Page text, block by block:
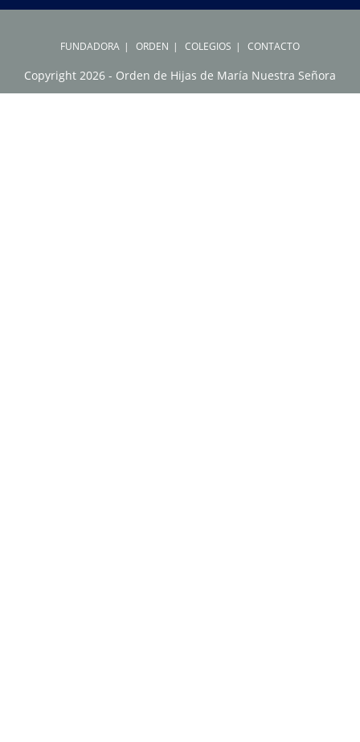
FUNDADORA ORDEN COLEGIOS CONTACTO
Copyright 2026 - Orden de Hijas de María Nuestra Señora